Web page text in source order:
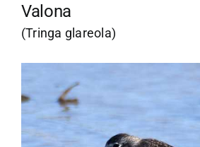
Valona
(Tringa glareola)